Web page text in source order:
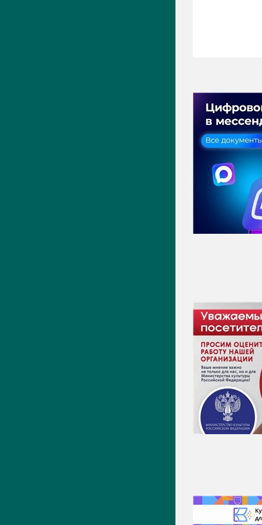
ПРЕСС-ЦЕНТР
Актуально
Новости
Фото